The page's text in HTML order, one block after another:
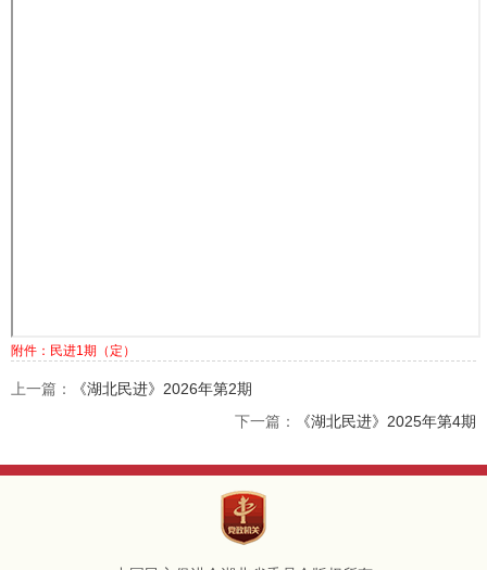
附件：民进1期（定）
上一篇：
《湖北民进》2026年第2期
下一篇：
《湖北民进》2025年第4期